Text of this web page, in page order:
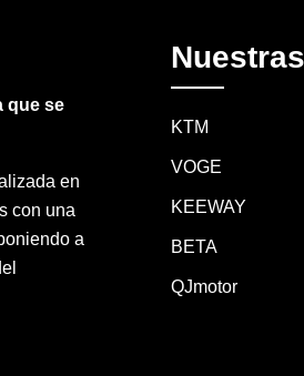
que se
en
con una
a
KTM
VOGE
KEEWAY
BETA
QJmotor